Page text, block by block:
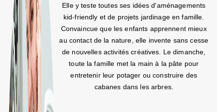
Elle y teste toutes ses idées d'aménagements
kid-friendly et de projets jardinage en famille.
Convaincue que les enfants apprennent mieux
au contact de la nature, elle invente sans cesse
de nouvelles activités créatives. Le dimanche,
toute la famille met la main à la pâte pour
entretenir leur potager ou construire des
cabanes dans les arbres.